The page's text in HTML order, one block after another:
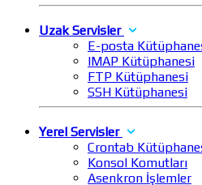
Uzak Servisler
E-posta
IMAP Kütüphanesi
FTP Kütüphanesi
SSH Kütüphanesi
Yerel Servisler
Crontab
Konsol Komutları
Asenkron İşlemler